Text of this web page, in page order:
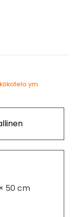
ym
50 cm